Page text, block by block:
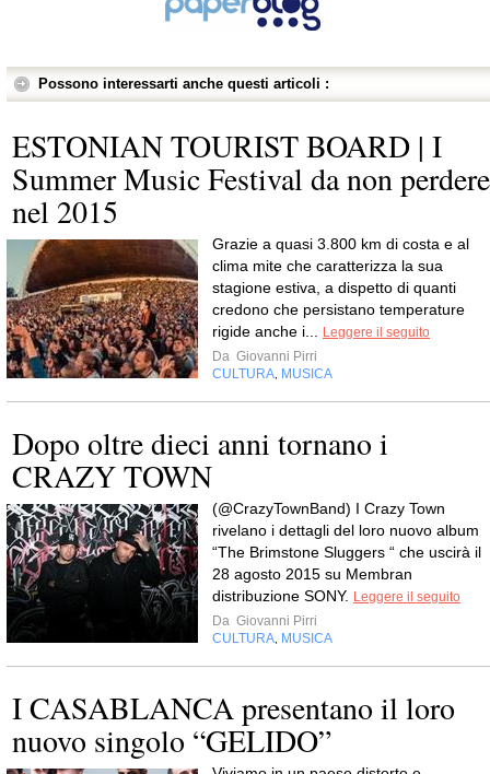
Possono interessarti anche questi articoli :
ESTONIAN TOURIST BOARD | I
Summer Music Festival da non perdere
nel 2015
Grazie a quasi 3.800 km di costa e al
clima mite che caratterizza la sua
stagione estiva, a dispetto di quanti
credono che persistano temperature
rigide anche i... Leggere il seguito
Da Giovanni Pirri
CULTURA, MUSICA
Dopo oltre dieci anni tornano i
CRAZY TOWN
(@CrazyTownBand) I Crazy Town
rivelano i dettagli del loro nuovo album
“The Brimstone Sluggers “ che uscirà il
28 agosto 2015 su Membran
distribuzione SONY. Leggere il seguito
Da Giovanni Pirri
CULTURA, MUSICA
I CASABLANCA presentano il loro
nuovo singolo “GELIDO”